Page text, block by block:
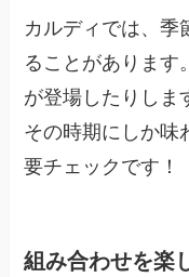
カルディでは、季
ることがあります
が登場したりしま
その時期にしか味
要チェックです！
組み合わせを楽